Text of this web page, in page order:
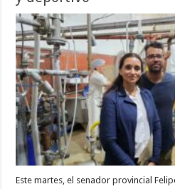
Este martes, el senador provincial